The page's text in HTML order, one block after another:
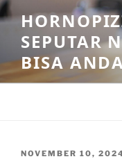
Skip
to
contentSEPUTAR
BISA
POSTED
NOVEMBER 10,